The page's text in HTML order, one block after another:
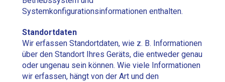
Systemkonfigurationsinformationen enthalten.
Standortdaten
Wir erfassen Standortdaten, wie z. B. Informationen
über den Standort Ihres Geräts, die entweder genau
oder ungenau sein können. Wie viele Informationen
wir erfassen, hängt von der Art und den